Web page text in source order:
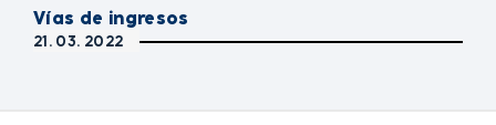
Vías de ingresos
21. 03. 2022